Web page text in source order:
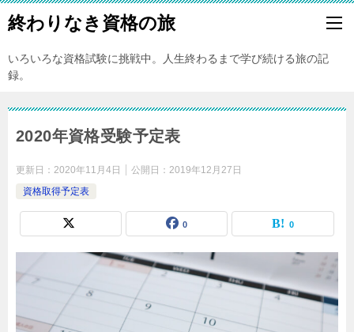
終わりなき資格の旅
いろいろな資格試験に挑戦中。人生終わるまで学び続ける旅の記
録。
2020年資格受験予定表
更新日： 2020年11月4日 公開日： 2019年12月27日
資格取得予定表
0 0